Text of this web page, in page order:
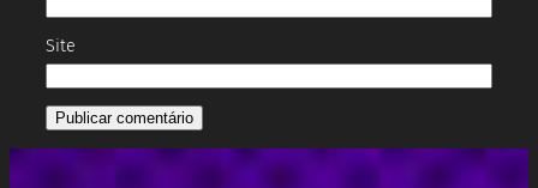
Site